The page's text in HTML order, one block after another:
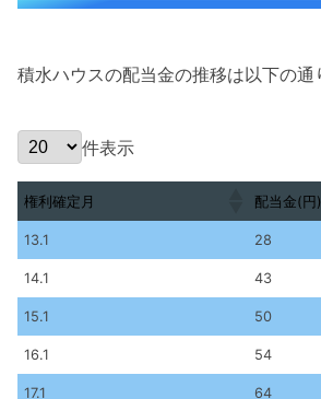
積水ハウスの配当金の推移は以下の通
件表示
権利確定月
配当金(円)
権利確定月
配当金(円)
13.1 28
14.1 43
15.1 50
16.1 54
17.1 64